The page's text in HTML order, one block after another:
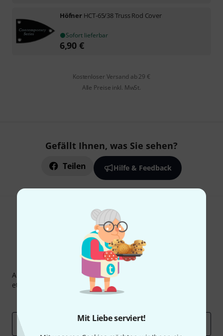
Mit Liebe serviert!
Höfner HCT-65/38 Truss Rod Cover
Sofort lieferbar
6,90 €
Kostenloser Versand ab 29 €
Alle Preise inkl. MwSt.
Gefällt Ihnen, was Sie sehen?
Teilen Hilfe & Feedback
Thomann Newsletter
Abonniere den Thomann Newsletter und gewinne mit
etwas Glück einen von
50 Gutscheinen
E-Mail-Adresse